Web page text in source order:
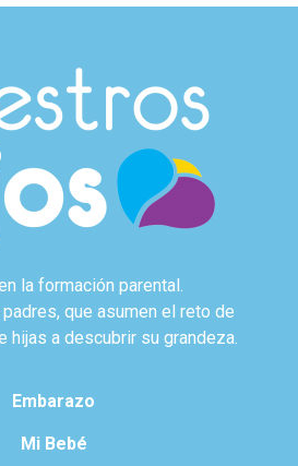
la formación parental.
que asumen el reto de
hijas a descubrir su grandeza.
Embarazo
Mi Bebé